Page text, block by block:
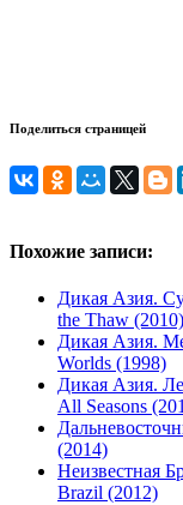
Поделиться страницей
Похожие записи:
Дикая Азия.
the Thaw (2010)
Дикая Азия.
Worlds (1998)
Дикая Азия.
All Seasons
(2014)
Неизвестная
Brazil (2012)